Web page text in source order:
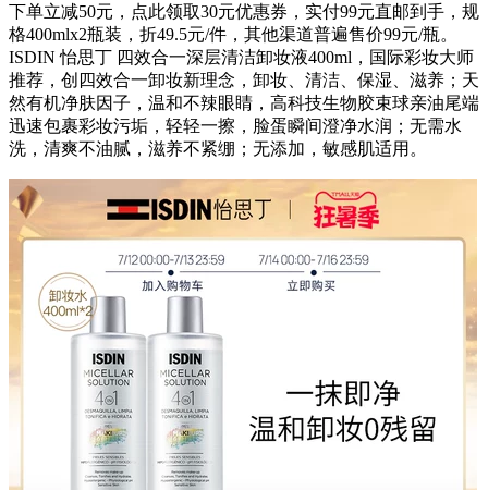
下单立减50元，点此领取30元优惠券，实付99元直邮到手，规
格400mlx2瓶装，折49.5元/件，其他渠道普遍售价99元/瓶。
ISDIN 怡思丁 四效合一深层清洁卸妆液400ml，国际彩妆大师
推荐，创四效合一卸妆新理念，卸妆、清洁、保湿、滋养；天
然有机净肤因子，温和不辣眼睛，高科技生物胶束球亲油尾端
迅速包裹彩妆污垢，轻轻一擦，脸蛋瞬间澄净水润；无需水
洗，清爽不油腻，滋养不紧绷；无添加，敏感肌适用。